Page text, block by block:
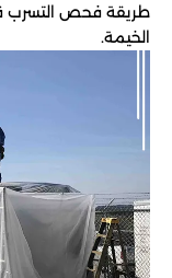
طريقة فحص التسرب
الخيمة.